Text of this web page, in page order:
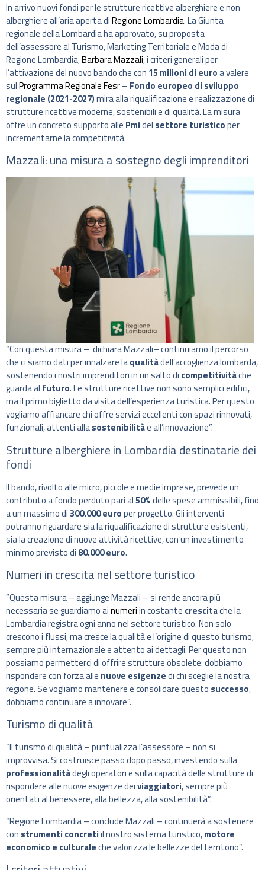
In arrivo nuovi fondi per le strutture ricettive alberghiere e non
alberghiere all’aria aperta diRegione Lombardia. La Giunta
regionale della Lombardia ha approvato, su proposta
dell’assessore al Turismo, Marketing Territoriale e Moda di
Regione Lombardia,Barbara Mazzali, i criteri generali per
l’attivazione del nuovo bando che con 15 milioni di euroa valere
sulProgramma Regionale Fesr– Fondo europeo di sviluppo
regionale (2021-2027)mira alla riqualificazione e realizzazione di
strutture ricettive moderne, sostenibili e di qualità. La misura
offre un concreto supporto alle Pmidel settore turisticoper
incrementarne la competitività.
Mazzali: una misura a sostegno degli imprenditori
“Con questa misura – dichiara Mazzali– continuiamo il percorso
che ci siamo dati per innalzare laqualitàdell’accoglienza lombarda,
sostenendo i nostri imprenditori in un salto di competitivitàche
guarda al futuro. Le strutture ricettive non sono semplici edifici,
ma il primo biglietto da visita dell’esperienza turistica. Per questo
vogliamo affiancare chi offre servizi eccellenti con spazi rinnovati,
funzionali, attenti allasostenibilitàe all’innovazione”.
Strutture alberghiere in Lombardia destinatarie dei
fondi
Il bando, rivolto alle micro, piccole e medie imprese, prevede un
contributo a fondo perduto pari al50%delle spese ammissibili, fino
a un massimo di300.000 europer progetto. Gli interventi
potranno riguardare sia la riqualificazione di strutture esistenti,
sia la creazione di nuove attività ricettive, con un investimento
minimo previsto di 80.000 euro.
Numeri in crescita nel settore turistico
“Questa misura – aggiunge Mazzali – si rende ancora più
necessaria se guardiamo ainumeriin costante crescitache la
Lombardia registra ogni anno nel settore turistico. Non solo
crescono i flussi, ma cresce la qualità e l’origine di questo turismo,
sempre più internazionale e attento ai dettagli. Per questo non
possiamo permetterci di offrire strutture obsolete: dobbiamo
rispondere con forza alle nuove esigenzedi chi sceglie la nostra
regione. Se vogliamo mantenere e consolidare questo successo,
dobbiamo continuare a innovare”.
Turismo di qualità
“Il turismo di qualità – puntualizza l’assessore – non si
improvvisa. Si costruisce passo dopo passo, investendo sulla
professionalitàdegli operatori e sulla capacità delle strutture di
rispondere alle nuove esigenze deiviaggiatori, sempre più
orientati al benessere, alla bellezza, alla sostenibilità”.
“Regione Lombardia – conclude Mazzali – continuerà a sostenere
con strumenti concretiil nostro sistema turistico,motore
economico e culturaleche valorizza le bellezze del territorio”.